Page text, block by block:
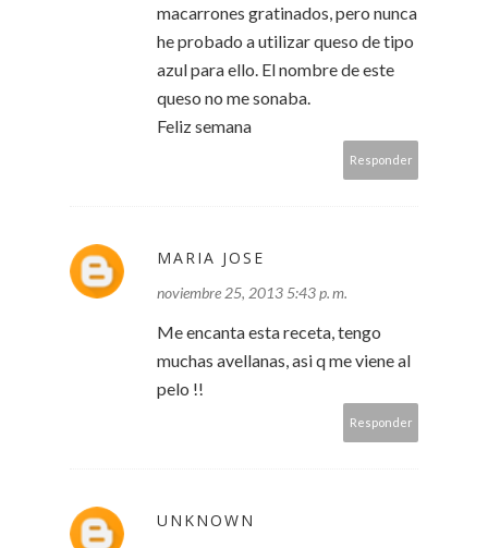
macarrones gratinados, pero nunca
he probado a utilizar queso de tipo
azul para ello. El nombre de este
queso no me sonaba.
Feliz semana
Responder
MARIA JOSE
noviembre 25, 2013 5:43 p. m.
Me encanta esta receta, tengo
muchas avellanas, asi q me viene al
pelo !!
Responder
UNKNOWN